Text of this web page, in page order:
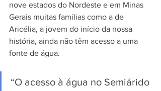
nove estados do Nordeste e em Minas
Gerais muitas famílias como a de
Aricélia, a jovem do início da nossa
história, ainda não têm acesso a uma
fonte de água.
“O acesso à água no Semiárido